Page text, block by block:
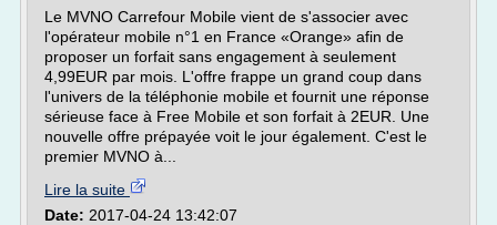
Le MVNO Carrefour Mobile vient de s'associer avec
l'opérateur mobile n°1 en France «Orange» afin de
proposer un forfait sans engagement à seulement
4,99EUR par mois. L'offre frappe un grand coup dans
l'univers de la téléphonie mobile et fournit une réponse
sérieuse face à Free Mobile et son forfait à 2EUR. Une
nouvelle offre prépayée voit le jour également. C'est le
premier MVNO à...
Lire la suite
Date: 2017-04-24 13:42:07